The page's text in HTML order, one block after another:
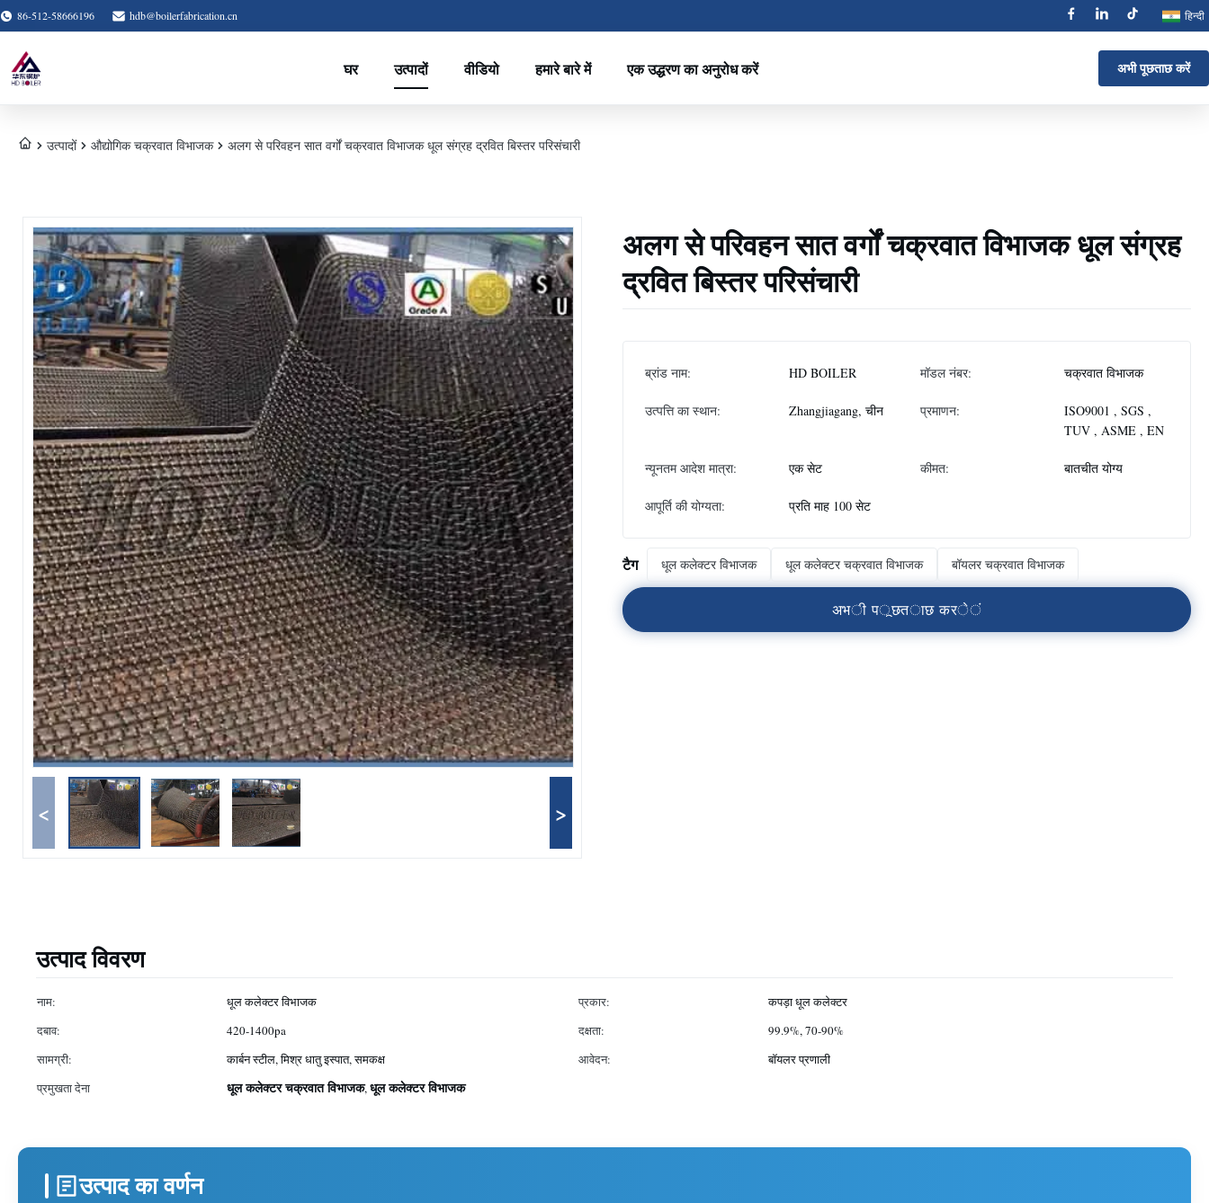
86-512-58666196 hdb@boilerfabrication.cn हिन्दी
घर उत्पादों वीडियो हमारे बारे में एक उद्धरण का अनुरोध करें अभी पूछताछ करें
उत्पादों औद्योगिक चक्रवात विभाजक अलग से परिवहन सात वर्गों चक्रवात विभाजक धूल संग्रह द्रवित बिस्तर परिसंचारी
< >
अलग से परिवहन सात वर्गों चक्रवात विभाजक धूल संग्रह
द्रवित बिस्तर परिसंचारी
ब्रांड नाम: HD BOILER मॉडल नंबर: चक्रवात विभाजक
उत्पत्ति का स्थान: Zhangjiagang, चीन प्रमाणन:
ISO9001 , SGS ,
TUV , ASME , EN
न्यूनतम आदेश मात्रा: एक सेट कीमत: बातचीत योग्य
आपूर्ति की योग्यता: प्रति माह 100 सेट
टैग धूल कलेक्टर विभाजक धूल कलेक्टर चक्रवात विभाजक बॉयलर चक्रवात विभाजक
अभी पूछताछ करें
उत्पाद विवरण
नाम: धूल कलेक्टर विभाजक प्रकार:
कपड़ा धूल कलेक्टर
दबाव:
420-1400pa दक्षता:
99.9%, 70-90%
सामग्री:
कार्बन स्टील, मिश्र धातु इस्पात, समकक्ष आवेदन:
बॉयलर प्रणाली
प्रमुखता देना
धूल कलेक्टर चक्रवात विभाजक,धूल कलेक्टर विभाजक
उत्पाद का वर्णन